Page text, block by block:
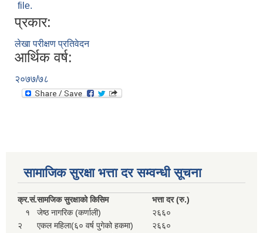
file.
प्रकार:
लेखा परीक्षण प्रतिवेदन
आर्थिक वर्ष:
२०७७/७८
सामाजिक सुरक्षा भत्ता दर सम्वन्धी सूचना
क्र.सं.सामजिक सुरक्षाको किसिम
भत्ता दर (रु.)
१
जेष्ठ नागरिक (कर्णाली)
२६६०
२
एकल महिला(६० वर्ष पुगेको हकमा)
२६६०